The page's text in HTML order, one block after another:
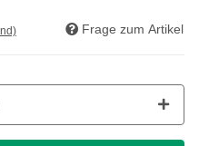
Frage zum Artikel